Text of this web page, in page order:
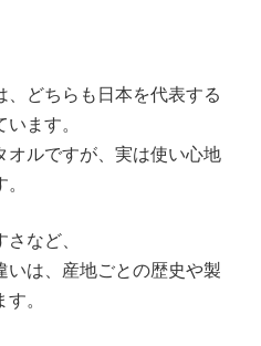
、どちらも日本を代表する
ます。
オルですが、実は使い心地
など、
いは、産地ごとの歴史や製
。